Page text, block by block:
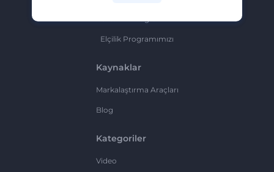
Elçilik Programımızı
Kaynaklar
Markalaştırma Araçları
Blog
Kategoriler
Video